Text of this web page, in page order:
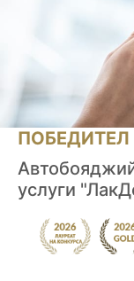
услуги